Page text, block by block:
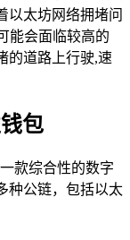
以太坊网络拥堵问
能会面临较高的
的道路上行驶,速
包
款综合性的数字
种公链，包括以太